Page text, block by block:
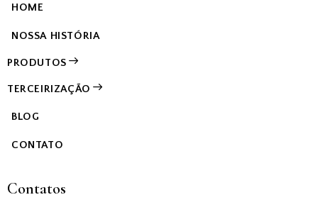
HOME
NOSSA HISTÓRIA
PRODUTOS
TERCEIRIZAÇÃO
BLOG
CONTATO
Contatos